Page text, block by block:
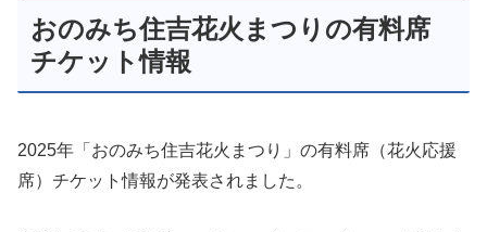
おのみち住吉花火まつりの有料席
チケット情報
2025年「おのみち住吉花火まつり」の有料席（花火応援
席）チケット情報が発表されました。